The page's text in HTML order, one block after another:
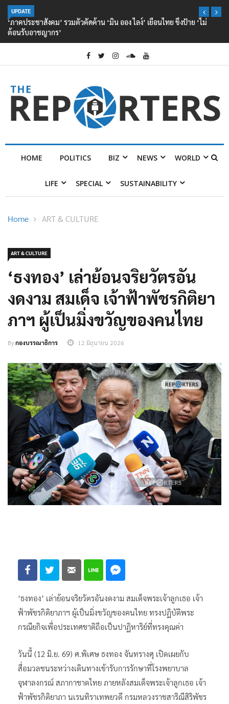
UPDATE
‘ภาคประชาสังคม’ รวมตัวคัดค้าน ‘มิน ออง ไลง์’ เยือนไทย ขึงป้าย ‘ไม่
ต้อนรับอาชญากร’
HOME POLITICS BIZ NEWS WORLD
LIFE SPECIAL SUSTAINABILITY
Home ART & CULTURE
ART & CULTURE
‘ธงทอง’ เล่าย้อนจริยวัตรอัน
งดงาม สมเด็จ เจ้าฟ้าพัชรกิติยา
ภาฯ ผู้เป็นมิ่งขวัญของคนไทย
Byกองบรรณาธิการ 12 มิถุนายน 2026
‘ธงทอง’ เล่าย้อนจริยวัตรอันงดงาม สมเด็จพระเจ้าลูกเธอ เจ้า
ฟ้าพัชรกิติยาภาฯ ผู้เป็นมิ่งขวัญของคนไทย ทรงปฏิบัติพระ
กรณียกิจเพื่อประเทศชาติถือเป็นปาฏิหาริย์ที่ทรงคุณค่า
วันนี้ (12 มิ.ย. 69) ศ.พิเศษ ธงทอง จันทรางศุ เปิดเผยกับ
สื่อมวลชนระหว่างเดินทางเข้ารับการรักษาที่โรงพยาบาล
จุฬาลงกรณ์ สภากาชาดไทย ภายหลังสมเด็จพระเจ้าลูกเธอ เจ้า
ฟ้าพัชรกิติยาภา นเรนทิราเทพยวดี กรมหลวงราชสาริณีสิริพัชร